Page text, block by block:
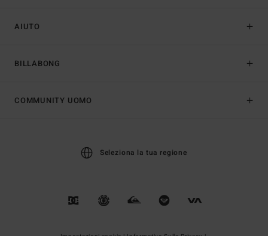
AIUTO
BILLABONG
COMMUNITY UOMO
Seleziona la tua regione